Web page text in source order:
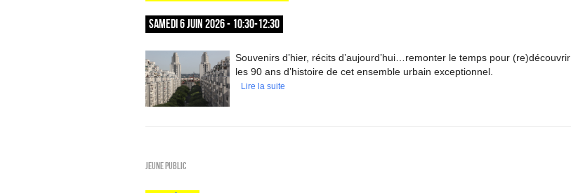
SAMEDI 6 JUIN 2026 - 10:30-12:30
Souvenirs d’hier, récits d’aujourd’hui…remonter le temps pour (re)découvrir
les 90 ans d’histoire de cet ensemble urbain exceptionnel.
Lire la suite
Jeune public